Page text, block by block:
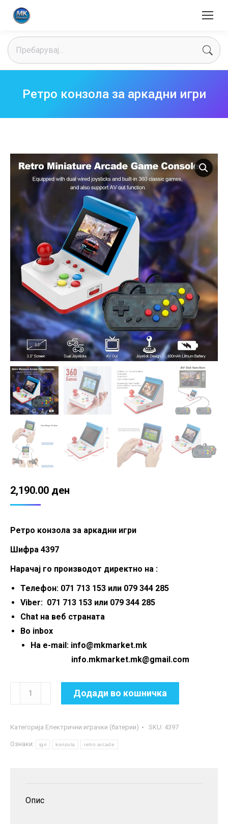
Search:
Ретро конзола за аркадни игри
2,190.00 ден
Ретро конзола за аркадни игри
Шифра 4397
Нарачај го производот директно на :
Телефон: 071 713 153 или 079 344 285
Viber: 071 713 153 или 079 344 285
Chat на веб страната
Во inbox
На e-mail: info@mkmarket.mk
info.mkmarket.mk@gmail.com
Ретро
конзола
аркадни
игри
Додади во кошничка
Категорија Електрични играчки (батерии) SKU: 4397
Ознаки: igri konzola retro arcade
Опис